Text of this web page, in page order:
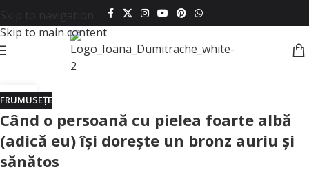
Skip to main content
08
IUL.
FRUMUSEȚE
Când o persoană cu pielea foarte albă
(adică eu) îşi doreşte un bronz auriu şi
sănătos